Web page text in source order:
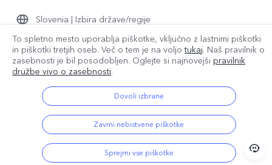
Y17s
Dnevnik posodobitev
Garancija
Izjava o zasebnosti za pomoč strankam
Center zasebnosti družbe vivo
Slovenia | Izbira države/regije
© 2026 vivo Mobile Communication Co., Ltd. Vse pravice pridržane.
Podpora za zasebnost Pravilnik o podatkih družbe vivo
To spletno mesto uporablja piškotke, vključno z lastnimi piškotki
in piškotki tretjih oseb. Več o tem je na voljotukaj. Naš pravilnik o
zasebnosti je bil posodobljen. Oglejte si najnovejši pravilnik
družbe vivo o zasebnosti.
Dovoli izbrane
Zavrni nebistvene piškotke
Sprejmi vse piškotke